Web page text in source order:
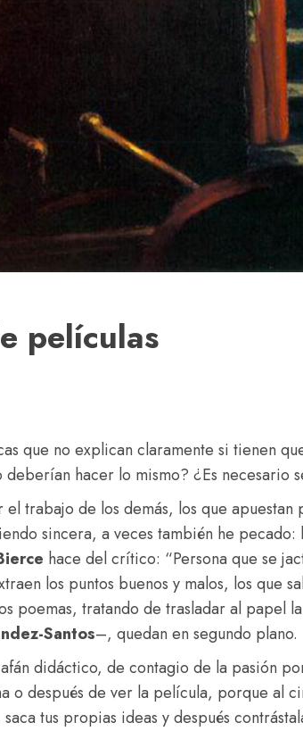
películas
que no explican claramente si tienen
hacer lo mismo? ¿Es necesario
trabajo de los demás, los que
sincera, a veces también he
hace del crítico: “Persona que se
los puntos buenos y malos, los que
poemas, tratando de trasladar al papel
Santos–, quedan en segundo plano.
didáctico, de contagio de la pasión
o después de ver la película, porque al
tus propias ideas y después